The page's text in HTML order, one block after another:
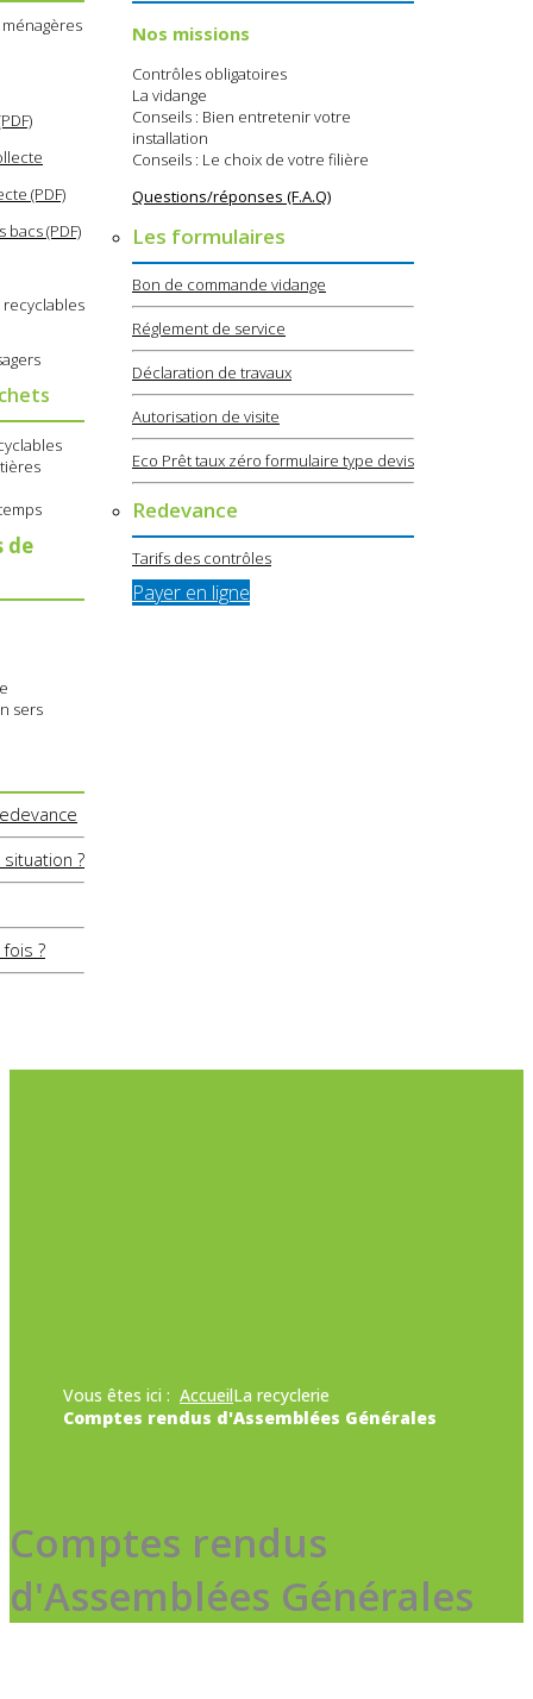
(PDF)
(PDF)
de
sers
?
?
Nos missions
Contrôles obligatoires
La vidange
Conseils : Bien entretenir votre
installation
Conseils : Le choix de votre filière
Questions/réponses (F.A.Q)
Les formulaires
Bon de commande vidange
Réglement de service
Déclaration de travaux
Autorisation de visite
Eco Prêt taux zéro formulaire type devis
Redevance
Tarifs des contrôles
Payer en ligne
Vous êtes ici : AccueilLa recyclerie
Comptes rendus d'Assemblées Générales
Comptes rendus
d'Assemblées Générales